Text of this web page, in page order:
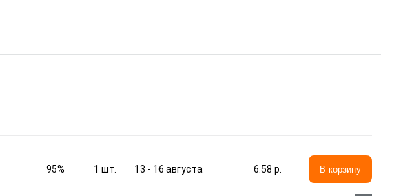
95% 1 шт. 13 - 16 августа 6.58 p. В корзину